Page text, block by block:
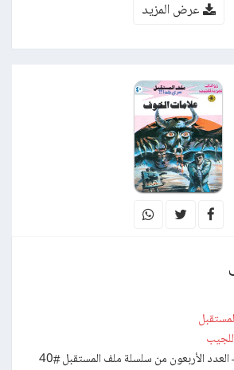
عرض المزيد
رواية علامات الخوف – العدد الأربعون من سلسلة ملف المستقبل #40